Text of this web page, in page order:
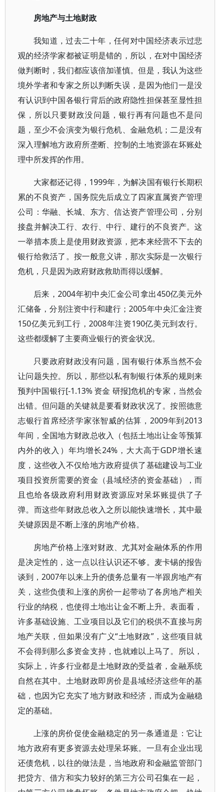
房地产与土地财政
我知道，过去二十年，任何对中国经济表示过悲
观的经济学家都被证明是错的，所以，在对中国经济
做判断时，我们都应该倍加谨慎。但是，我认为这些
境外学者和专家之所以判断失误，是因为他们一是没
有认识到中国各银行背后的政府隐性担保甚至显性担
保，所以只要财政没问题，银行再有问题也不是问
题，至少不会演变为银行危机、金融危机；二是没有
深入理解地方政府所垄断、控制的土地资源在坏账处
理中所发挥的作用。
大家都还记得，1999年，为解决国有银行长期积
累的不良资产，国务院先后成立了四家直属资产管理
公司：华融、长城、东方、信达资产管理公司，分别
接盘并解决工行、农行、中行、建行的不良资产。这
一举措本质上是使用财政资源，把本来经营不下去的
银行给救活了。按一般意义讲，那次实际是一次银行
危机，只是因为政府财政救助而得以缓解。
后来，2004年初中央汇金公司拿出450亿美元外
汇储备，分别注资中行和建行；2005年中央汇金注资
150亿美元到工行，2008年注资190亿美元到农行。
这些都缓解了主要商业银行的资金状况。
只要政府财政没有问题，国有银行体系当然不会
让问题失控。所以，那些以私有制银行体系的规则来
预判中国银行[-1.13% 资金 研报]危机的专家，当然会
出错。但问题的关键就是要看财政状况了。按照德意
志银行首席经济学家张智威的估算，2009年到2013
年间，全国地方财政总收入（包括土地出让金等预算
内外的收入）年均增长24%，大大高于GDP增长速
度，这些收入不仅给地方政府提供了基础建设与工业
项目投资所需要的资金（县域经济的资金基础），而
且也给各级政府利用财政资源应对呆坏账提供了子
弹。而这些年财政总收入之所以能快速增长，其中最
关键原因是不断上涨的房地产价格。
房地产价格上涨对财政、尤其对金融体系的作用
是决定性的，这一点以往认识还不够。麦卡锡的报告
谈到，2007年以来上升的债务总量有一半跟房地产有
关，这些负债和上涨的房价一起带动了各房地产相关
行业的纳税，也使得土地出让金不断上升。表面看，
许多基础设施、工业项目以及它们的税供不直接与房
地产关联，但如果没有广义“土地财政”，这些项目就
不会得到那么多资金支持，也就难以上马了。所以，
实际上，许多行业都是土地财政的受益者，金融系统
自然在其中。土地财政即房价是县域经济这些年的基
础，也因为它充实了地方财政和经济，而成为金融稳
定的基础。
上涨的房价促使金融稳定的另一条通道是：它让
地方政府有更多资源去处理呆坏账。一旦有企业出现
还债危机，以往的做法是，当地政府和金融监管部门
把贷方、借方和实力较好的第三方公司召集在一起，